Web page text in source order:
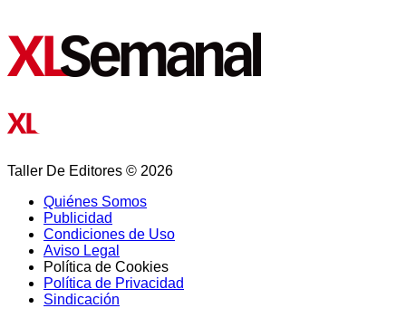
Taller De Editores © 2026
Quiénes Somos
Publicidad
Condiciones de Uso
Aviso Legal
Política de Cookies
Política de Privacidad
Sindicación